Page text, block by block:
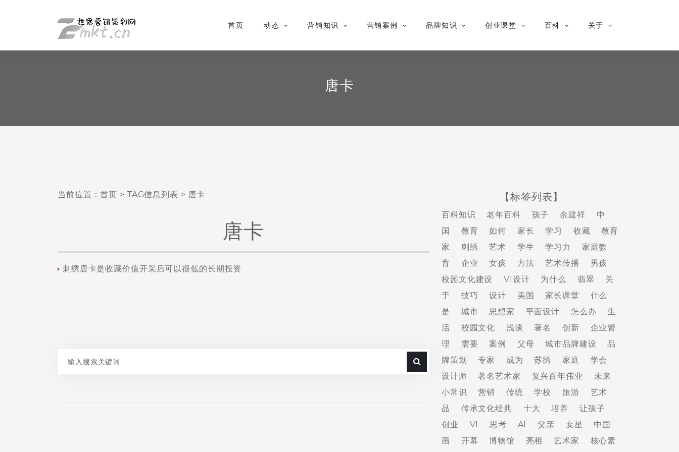
首页 动态 营销知识 营销案例 品牌知识 创业课堂 百科 关于
唐卡
当前位置：首页 > TAG信息列表 > 唐卡
唐卡
刺绣唐卡是收藏价值开采后可以很低的长期投资
【标签列表】
百科知识 老年百科 孩子 余建祥
中
国
教育 如何 家长 学习 收藏
教育
家
刺绣 艺术 学生 学习力
家庭教
育
企业 女孩 方法 艺术传播
男孩
校园文化建设
VI设计 为什么 翡翠
关
于
技巧 设计 美国 家长课堂
什么
是
城市 思想家 平面设计 怎么办
生
活
校园文化 浅谈 著名 创新
企业管
理
需要 案例 父母 城市品牌建设
品
牌策划
专家 成为 苏绣 家庭
学会
设计师
著名艺术家 复兴百年伟业
未来
小常识
营销 传统 学校 旅游
艺术
品
传承文化经典 十大 培养
让孩子
创业
VI 思考 AI 父亲 女星
中国
画
开幕 博物馆 亮相 艺术家 核心素